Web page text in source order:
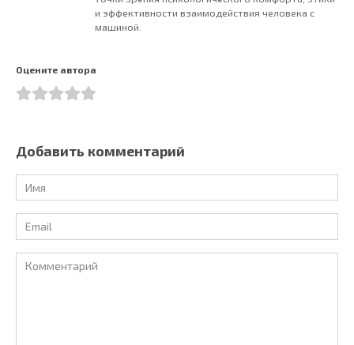
и эффективности взаимодействия человека с
машиной.
Оцените автора
Добавить комментарий
Имя
*
Email
*
Комментарий